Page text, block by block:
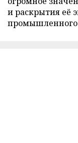
и раскрытия её
промышленного